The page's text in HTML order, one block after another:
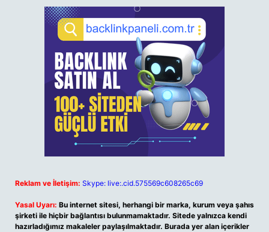
Reklam ve İletişim: Skype: live:.cid.575569c608265c69
Yasal Uyarı: Bu internet sitesi, herhangi bir marka, kurum veya şahıs
şirketi ile hiçbir bağlantısı bulunmamaktadır. Sitede yalnızca kendi
hazırladığımız makaleler paylaşılmaktadır. Burada yer alan içerikler